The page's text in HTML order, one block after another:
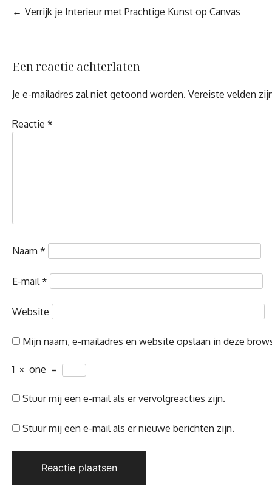
Berichtnavigatie
Verrijk je Interieur met Prachtige Kunst op Canvas
Een reactie achterlaten
Je e-mailadres zal niet getoond worden. Vereiste velden
Reactie *
Naam *
E-mail *
Website
Mijn naam, e-mailadres en website opslaan in deze
1 × one =
Stuur mij een e-mail als er vervolgreacties zijn.
Stuur mij een e-mail als er nieuwe berichten zijn.